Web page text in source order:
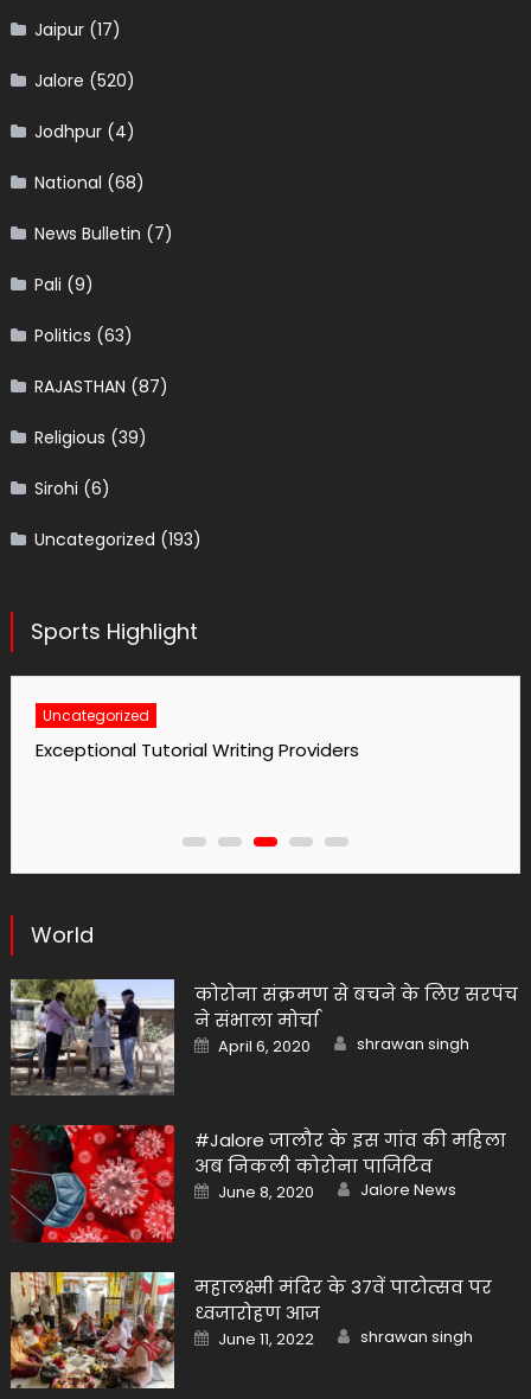
Jaipur(17)
Jalore (520)
Jodhpur(4)
National (68)
News Bulletin (7)
Pali (9)
Politics (63)
RAJASTHAN (87)
Religious (39)
Sirohi (6)
Uncategorized (193)
Sports Highlight
Uncategorized
No1 Essay Writing Service Grabmyessay Com
World
कोरोना संक्रमण से बचने के लिए सरपंच
ने संभाला मोर्चा
Posted
on
April 6, 2020 Author
shrawan singh
#Jalore जालौर के इस गांव की महिला
अब निकली कोरोना पाजिटिव
Posted
on
June 8, 2020 Author
Jalore News
महालक्ष्मी मंदिर के 37वें पाटोत्सव पर
ध्वजारोहण आज
Posted
on
June 11, 2022 Author
shrawan singh